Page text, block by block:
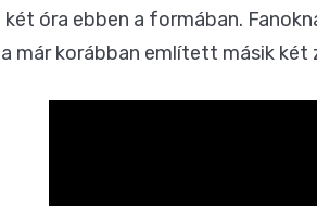
óra ebben a formában.
már korábban említett másik